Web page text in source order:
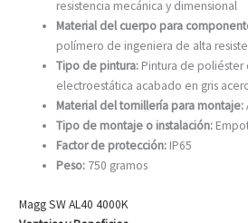
resistencia mecánica y dimensional
Material del cuerpo para
polímero de ingeniera de alta
Tipo de pintura: Pintura de poliéster
electroestática acabado en gris
Material del tornillería para montaje:
Tipo de montaje o instalación:
Factor de protección: IP65
Peso: 750 gramos
Magg SW AL40 4000K